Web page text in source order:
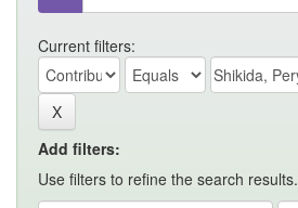
Current filters:
Add filters:
Use filters to refine the search results.